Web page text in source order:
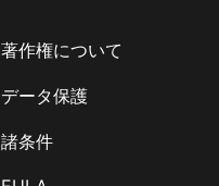
著作権について
データ保護
諸条件